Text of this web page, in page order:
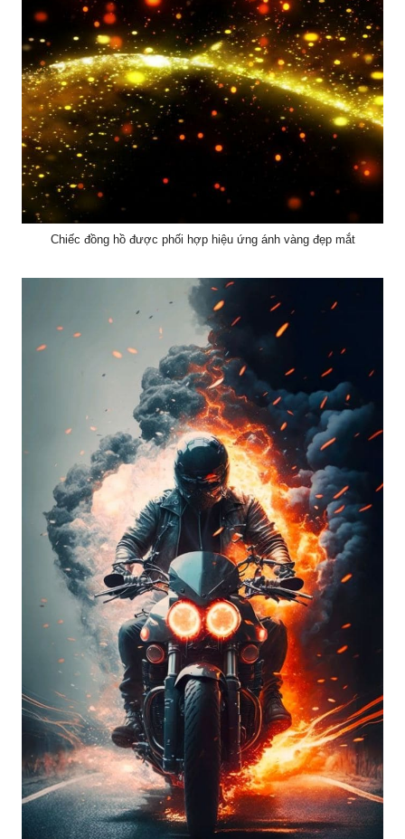
Chiếc đồng hồ được phối hợp hiệu ứng ánh vàng đẹp mắt